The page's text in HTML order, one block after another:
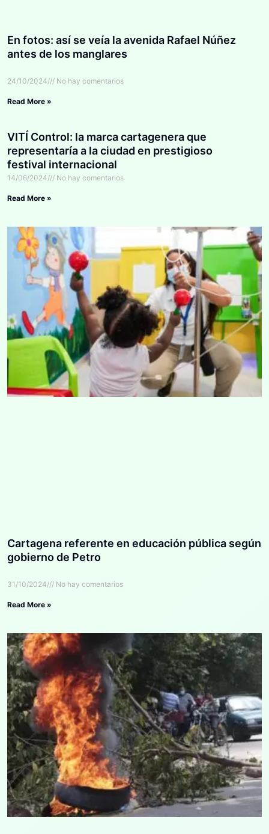
En fotos: así se veía la avenida Rafael Núñez
antes de los manglares
24/10/2024 No hay comentarios
Read More »
VITÍ Control: la marca cartagenera que
representaría a la ciudad en prestigioso
festival internacional
14/06/2024 No hay comentarios
Read More »
Cartagena referente en educación pública según
gobierno de Petro
31/10/2024 No hay comentarios
Read More »